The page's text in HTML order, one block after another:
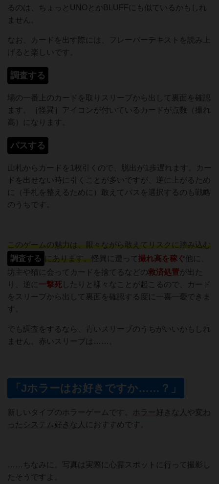
るのは、ちょっとUNOとかBLUFFにも似ているかもしれ
ません。
なお、カードを出す際には、フレーバーテキストを読み上
げると楽しいです。
調査する
場の一番上のカードを取りスリーブから出して裏面を確認
ます。［怪異］アイコンが付いているカードが点数（撮れ
高）になります。
パスする
山札からカードを1枚引くので、脱出が1歩遅れます。カー
ドを出せない時に引くことが多いですが、逆に上がるため
に（手札を整えるために）敢えてパスを選択するのも戦略
のうちです。
このゲームの魅力は、厭々ながら敢えてリスクに踏み込む
調査する にあります。 怪異に遭って撮れ高を稼ぐ他に、
坊主や猫に会ってカードを捨てるなどの救済処置が出た
り、逆に 一撃死 したりと様々なことが起こるので、カード
をスリーブから出して裏面を確認する度に一喜一憂できま
す。
でも調査をするなら、青いスリーブのうちがいいかもしれ
ません。赤いスリーブは……。
「Jホラーはお好きですか……？」
新しいタイプのホラーゲームです。 ホラー好きな人 や変わ
ったシステム好きな人 におすすめです。
……ちなみに。写真は実際に心霊スポットに行って撮影し
たそうですよ。